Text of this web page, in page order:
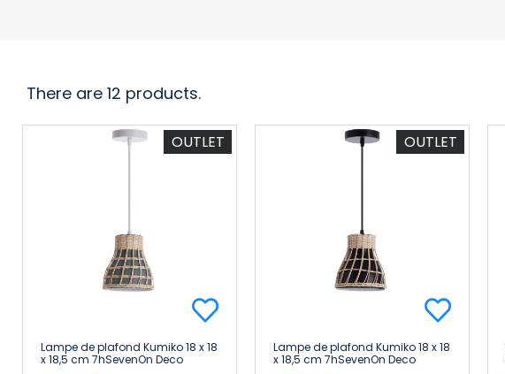
There are 12 products.
OUTLET
Lampe de plafond Kumiko 18 x 18
x 18,5 cm 7hSevenOn Deco
OUTLET
Lampe de plafond Kumiko 18 x 18
x 18,5 cm 7hSevenOn Deco